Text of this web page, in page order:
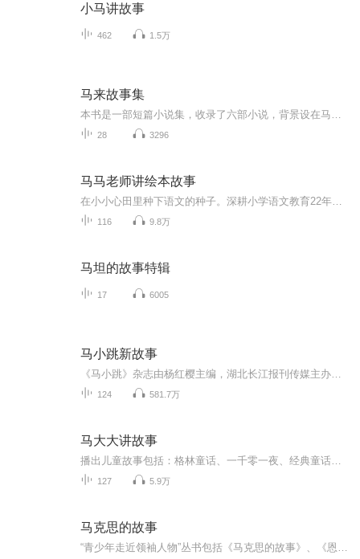
小马讲故事
462 1.5万
马来故事集
28 3296
马马老师讲绘本故事
116 9.8万
马坦的故事特辑
17 6005
马小跳新故事
124 581.7万
马大大讲故事
127 5.9万
马克思的故事